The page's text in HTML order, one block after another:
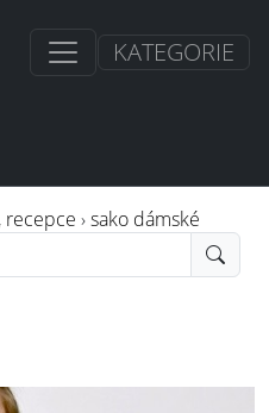
KATEGORIE
recepce ›sako dámské